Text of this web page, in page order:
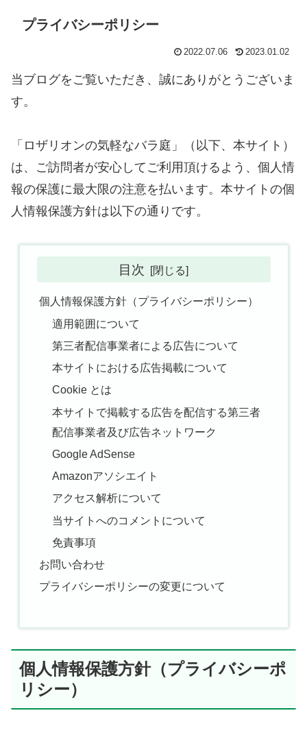
プライバシーポリシー
2022.07.06 2023.01.02
当ブログをご覧いただき、誠にありがとうございま
す。
「ロザリオンの気軽なバラ庭」（以下、本サイト）
は、ご訪問者が安心してご利用頂けるよう、個人情
報の保護に最大限の注意を払います。本サイトの個
人情報保護方針は以下の通りです。
目次
個人情報保護方針（プライバシーポリシー）
適用範囲について
第三者配信事業者による広告について
本サイトにおける広告掲載について
Cookie とは
本サイトで掲載する広告を配信する第三者
配信事業者及び広告ネットワーク
Google AdSense
Amazonアソシエイト
アクセス解析について
当サイトへのコメントについて
免責事項
お問い合わせ
プライバシーポリシーの変更について
個人情報保護方針（プライバシーポ
リシー）